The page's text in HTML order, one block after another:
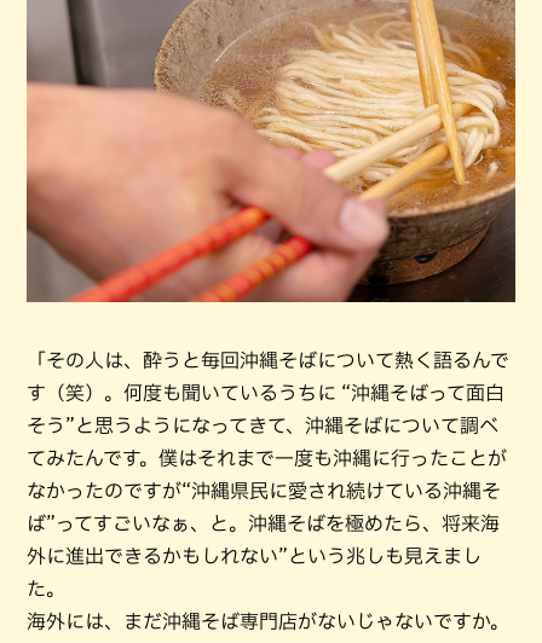
「その人は、酔うと毎回沖縄そばについて熱く語るんで
す（笑）。何度も聞いているうちに “沖縄そばって面白
そう”と思うようになってきて、沖縄そばについて調べ
てみたんです。僕はそれまで一度も沖縄に行ったことが
なかったのですが“沖縄県民に愛され続けている沖縄そ
ば”ってすごいなぁ、と。沖縄そばを極めたら、将来海
外に進出できるかもしれない”という兆しも見えまし
た。
海外には、まだ沖縄そば専門店がないじゃないですか。